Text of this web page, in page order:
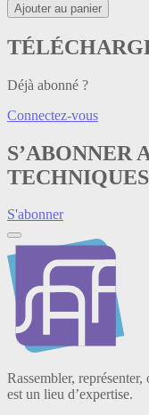
Ajouter au panier
Déjà abonné ?
Connectez-vous
S’ABONNER
TECHNIQUES
S'abonner
Rassembler,
est un lieu d’expertise.